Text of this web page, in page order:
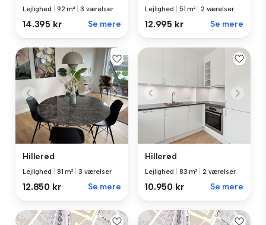
Lejlighed 92 m² 3 værelser
14.395 kr Se mere
Lejlighed 51 m² 2 værelser
12.995 kr Se mere
Hillerød
Lejlighed 81 m² 3 værelser
12.850 kr Se mere
Hillerød
Lejlighed 83 m² 2 værelser
10.950 kr Se mere